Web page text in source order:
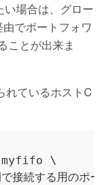
場合は、グロー
でポートフォワ
ことが出来ま
れているホストC
接続する用のポー